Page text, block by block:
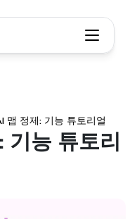
맵 정제: 기능 튜토리얼
능 튜토리